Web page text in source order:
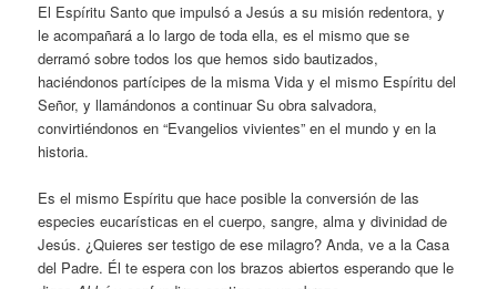
El Espíritu Santo que impulsó a Jesús a su misión redentora, y
le acompañará a lo largo de toda ella, es el mismo que se
derramó sobre todos los que hemos sido bautizados,
haciéndonos partícipes de la misma Vida y el mismo Espíritu del
Señor, y llamándonos a continuar Su obra salvadora,
convirtiéndonos en “Evangelios vivientes” en el mundo y en la
historia.
Es el mismo Espíritu que hace posible la conversión de las
especies eucarísticas en el cuerpo, sangre, alma y divinidad de
Jesús. ¿Quieres ser testigo de ese milagro? Anda, ve a la Casa
del Padre. Él te espera con los brazos abiertos esperando que le